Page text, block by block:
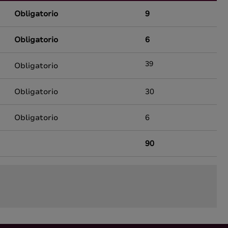
Obligatorio 9
Obligatorio 6
Obligatorio 39
Obligatorio 30
Obligatorio 6
90